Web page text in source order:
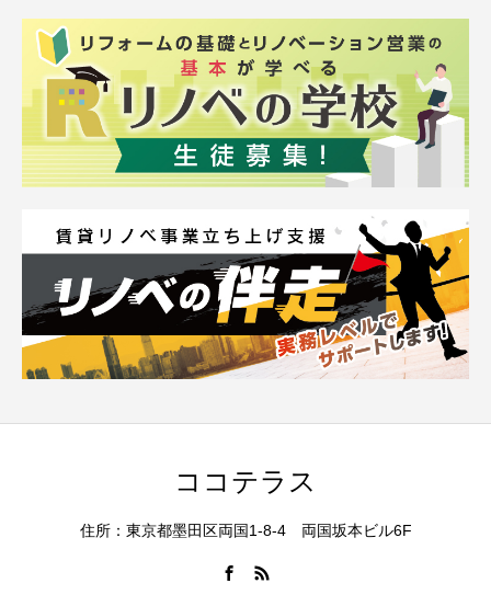
ココテラス
住所：東京都墨田区両国1-8-4 両国坂本ビル6F